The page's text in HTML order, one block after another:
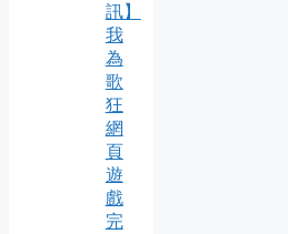
訊】
我
為
歌
狂
網
頁
遊
戲
完